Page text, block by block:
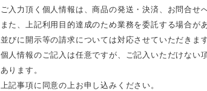
ご入力頂く個人情報は、商品の発送・決済、お問合せ
また、上記利用目的達成のため業務を委託する場合が
並びに開示等の請求については対応させていただきます
個人情報のご記入は任意ですが、ご記入いただけな
あります。
上記事項に同意の上お申し込みください。